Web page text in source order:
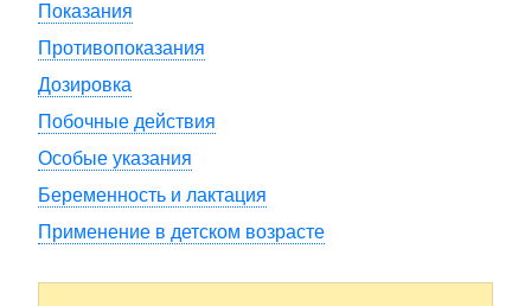
Показания
Противопоказания
Дозировка
Побочные действия
Особые указания
Беременность и лактация
Применение в детском возрасте